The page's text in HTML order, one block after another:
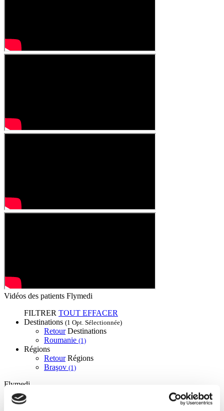
Vidéos des patients Flymedi
FILTRER TOUT EFFACER
Destinations (1 Opt. Sélectionnée)
Retour Destinations
Roumanie (1)
Régions
Retour Régions
Braşov (1)
Flymedi
TÜRSAB – Les transactions sur flymedi.com sont gérées par